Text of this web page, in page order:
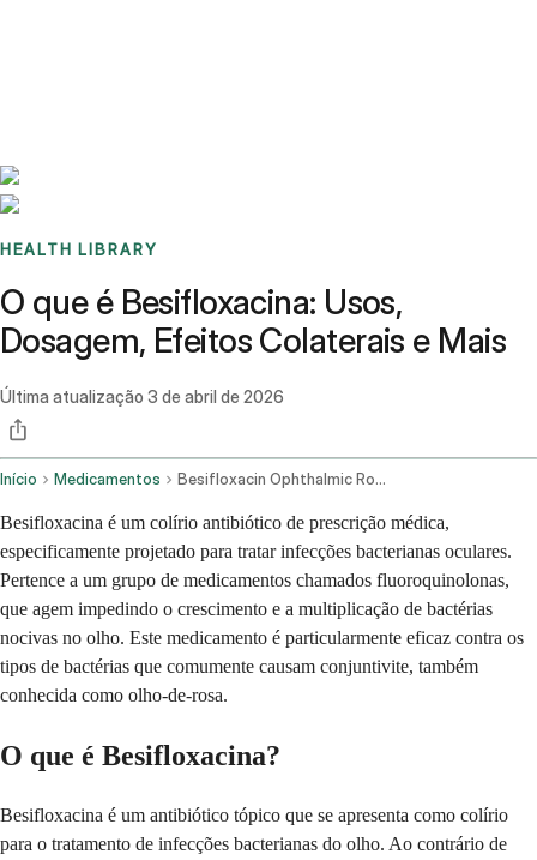
HEALTH LIBRARY
O que é Besifloxacina: Usos,
Dosagem, Efeitos Colaterais e Mais
Última atualização 3 de abril de 2026
Início Medicamentos Besifloxacin Ophthalmic Route
Besifloxacina é um colírio antibiótico de prescrição médica,
especificamente projetado para tratar infecções bacterianas oculares.
Pertence a um grupo de medicamentos chamados fluoroquinolonas,
que agem impedindo o crescimento e a multiplicação de bactérias
nocivas no olho. Este medicamento é particularmente eficaz contra os
tipos de bactérias que comumente causam conjuntivite, também
conhecida como olho-de-rosa.
O que é Besifloxacina?
Besifloxacina é um antibiótico tópico que se apresenta como colírio
para o tratamento de infecções bacterianas do olho. Ao contrário de